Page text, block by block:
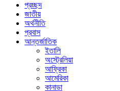
প্রচ্ছদ
জাতীয়
অর্থনীতি
প্রবাস
আন্তর্জাতিক
ইতালি
অস্ট্রেলিয়া
আফ্রিকা
আমেরিকা
কানাডা